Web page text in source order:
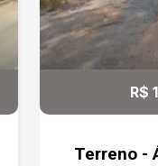
sólido ao
de Uso: - Espaço ideal para projetos
comerciais e
essa
o local ideal
R$
Terreno -